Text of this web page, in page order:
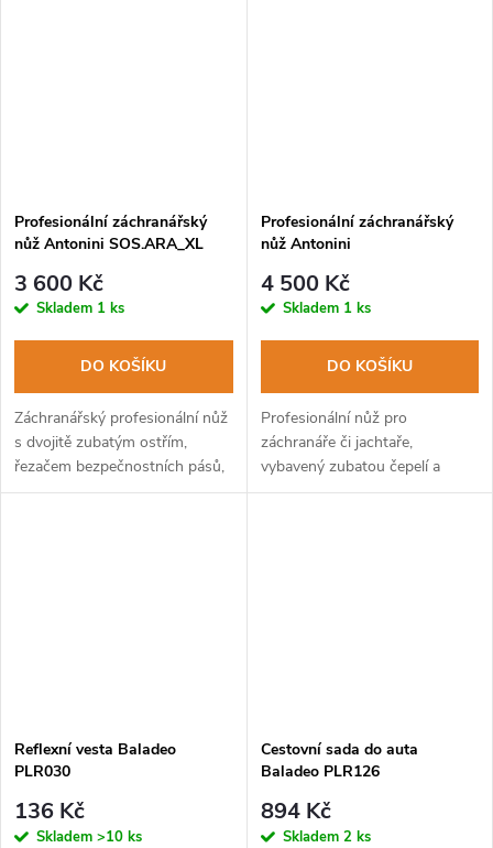
Profesionální záchranářský
nůž Antonini SOS.ARA_XL
3 600 Kč
Skladem 1 ks
DO KOŠÍKU
Záchranářský profesionální nůž
s dvojitě zubatým ostřím,
řezačem bezpečnostních pásů,
rozbíječem oken a
Profesionální záchranářský
nůž Antonini
4 500 Kč
Skladem 1 ks
DO KOŠÍKU
Profesionální nůž pro
záchranáře či jachtaře,
vybavený zubatou čepelí a
speciálním trnem na
Reflexní vesta Baladeo
PLR030
136 Kč
Skladem >10 ks
Cestovní sada do auta
Baladeo PLR126
894 Kč
Skladem 2 ks